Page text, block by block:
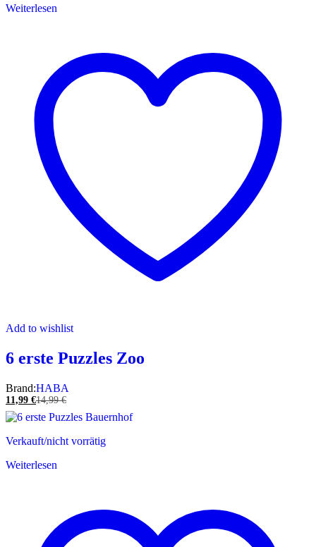
Weiterlesen
Add to wishlist
6 erste Puzzles Zoo
Brand:HABA
11,99 €14,99€
Verkauft/nicht vorrätig
Weiterlesen